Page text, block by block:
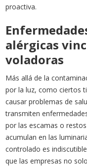
proactiva.
alérgicas
voladoras
Más allá de la
por la luz, como ciertos
causar problemas de
transmiten
por las escamas o
acumulan en las
controlado es
que las empresas no